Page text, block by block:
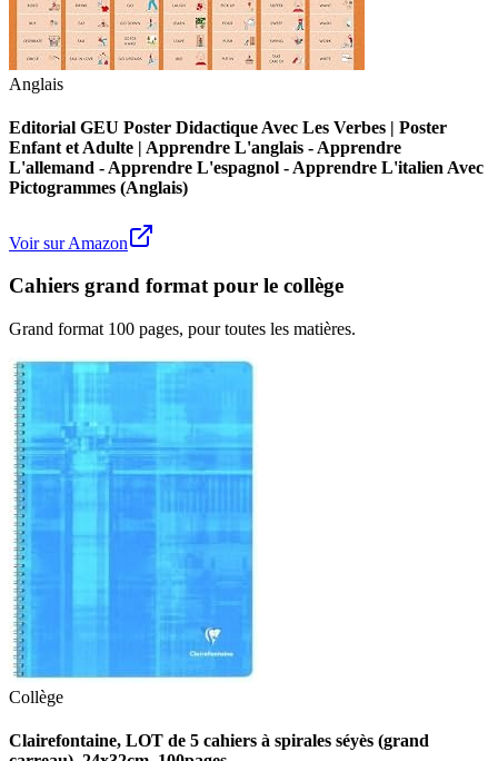
Anglais
Editorial GEU Poster Didactique Avec Les Verbes | Poster
Enfant et Adulte | Apprendre L'anglais - Apprendre
L'allemand - Apprendre L'espagnol - Apprendre L'italien Avec
Pictogrammes (Anglais)
Voir sur Amazon
Cahiers grand format pour le collège
Grand format 100 pages, pour toutes les matières.
Collège
Clairefontaine, LOT de 5 cahiers à spirales séyès (grand